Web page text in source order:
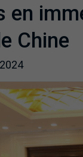
en
Chine